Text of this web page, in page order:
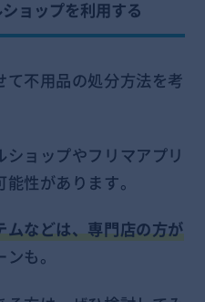
ョップを利用する
不用品の処分方法を考
ョップやフリマアプリ
性があります。
ムなどは、専門店の方が
も。